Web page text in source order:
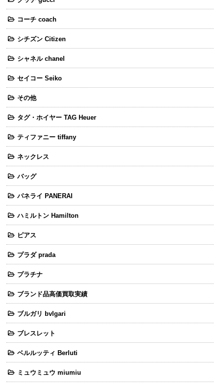
コーチ coach
シチズン Citizen
シャネル chanel
セイコー Seiko
その他
タグ・ホイヤー TAG Heuer
ティファニー tiffany
ネックレス
バッグ
パネライ PANERAI
ハミルトン Hamilton
ピアス
プラダ prada
プラチナ
ブランド品高価買取実績
ブルガリ bvlgari
ブレスレット
ベルルッティ Berluti
ミュウミュウ miumiu